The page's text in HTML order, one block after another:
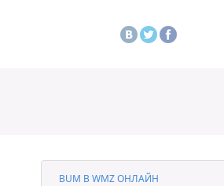
BUM В WMZ ОНЛАЙН